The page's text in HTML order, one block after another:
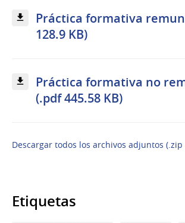
Práctica formativa
128.9 KB)
Práctica formativa no
(.pdf 445.58 KB)
Descargar todos los archivos adjuntos (.zip
Etiquetas